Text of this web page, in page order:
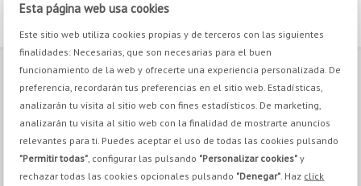
Esta página web usa cookies
Este sitio web utiliza cookies propias y de terceros con las siguientes
finalidades: Necesarias, que son necesarias para el buen
funcionamiento de la web y ofrecerte una experiencia personalizada. De
preferencia, recordarán tus preferencias en el sitio web. Estadísticas,
analizarán tu visita al sitio web con fines estadísticos. De marketing,
analizarán tu visita al sitio web con la finalidad de mostrarte anuncios
relevantes para ti. Puedes aceptar el uso de todas las cookies pulsando
"Permitir todas" , configurar las pulsando "Personalizar cookies" y
rechazar todas las cookies opcionales pulsando "Denegar" . Haz click
CONTACT
Pq. Emp. Campollano. Calle H, nº8 02007, Albacete
+34 967 21 70 30
+34 967 24 11 02
info@antoniosotos.com